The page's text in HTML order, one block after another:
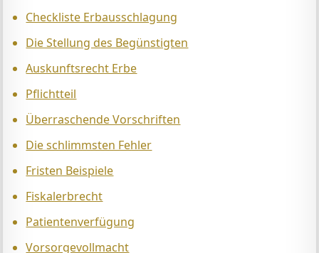
Checkliste Erbausschlagung
Die Stellung des Begünstigten
Auskunftsrecht Erbe
Pflichtteil
Überraschende Vorschriften
Die schlimmsten Fehler
Fristen Beispiele
Fiskalerbrecht
Patientenverfügung
Vorsorgevollmacht